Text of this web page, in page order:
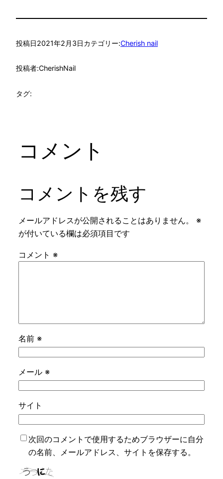
投稿日2021年2月3日カテゴリー:Cherish nail
投稿者:CherishNail
タグ:
コメント
コメントを残す
メールアドレスが公開されることはありません。
※
が付いている欄は必須項目です
コメント ※
名前 ※
メール ※
サイト
次回のコメントで使用するためブラウザーに自分
の名前、メールアドレス、サイトを保存する。